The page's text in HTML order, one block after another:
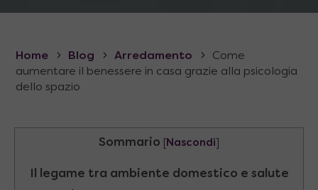
Home Blog Arredamento
Come
aumentare il benessere in casa grazie alla psicologia
dello spazio
Sommario Nascondi
Il legame tra ambiente domestico e salute